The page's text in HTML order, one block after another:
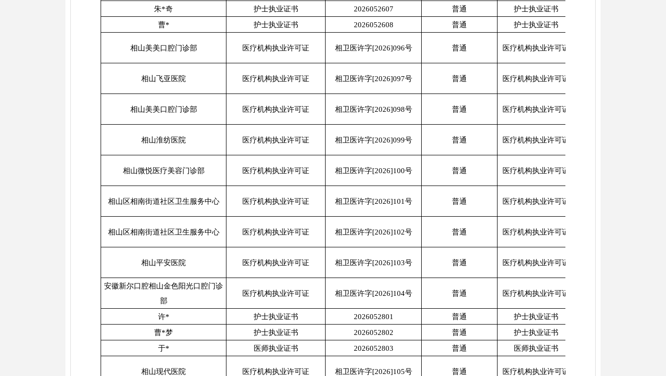
朱*奇
护士执业证书 2026052607 普通 护士执业证书
曹*
护士执业证书 2026052608 普通 护士执业证书
相山美美口腔门诊部 医疗机构执业许可证 相卫医许字[2026]096号 普通 医疗机构执业许可证
相山飞亚医院 医疗机构执业许可证 相卫医许字[2026]097号 普通 医疗机构执业许可证
相山美美口腔门诊部 医疗机构执业许可证 相卫医许字[2026]098号 普通 医疗机构执业许可证
相山淮纺医院 医疗机构执业许可证 相卫医许字[2026]099号 普通 医疗机构执业许可证
相山微悦医疗美容门诊部 医疗机构执业许可证 相卫医许字[2026]100号 普通 医疗机构执业许可证
相山区相南街道社区卫生服务中心 医疗机构执业许可证 相卫医许字[2026]101号 普通 医疗机构执业许可证
相山区相南街道社区卫生服务中心 医疗机构执业许可证 相卫医许字[2026]102号 普通 医疗机构执业许可证
相山平安医院 医疗机构执业许可证 相卫医许字[2026]103号 普通 医疗机构执业许可证
安徽新尔口腔相山金色阳光口腔门诊
部
医疗机构执业许可证 相卫医许字[2026]104号 普通 医疗机构执业许可证
许*
护士执业证书 2026052801 普通 护士执业证书
曹*梦
护士执业证书 2026052802 普通 护士执业证书
于*
医师执业证书 2026052803 普通 医师执业证书
相山现代医院 医疗机构执业许可证 相卫医许字[2026]105号 普通 医疗机构执业许可证